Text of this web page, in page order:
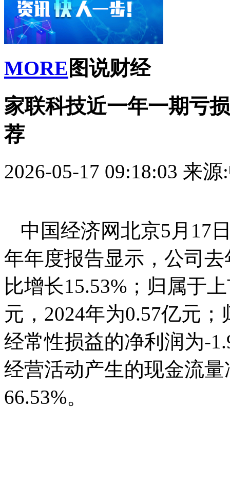
MORE 图说财经
家联科技近一年一期亏
荐
2026-05-17 09:18:03 来源
中国经济网北京5月17
年年度报告显示，公司
比增长15.53%；归属于
元，2024年为0.57亿元
经常性损益的净利润为-
经营活动产生的现金流
66.53%。